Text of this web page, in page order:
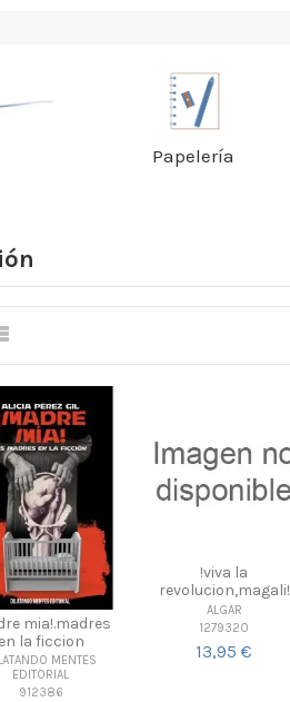
Papelería
mia!.madres
la ficcion
MENTES
EDITORIAL
912386
!viva la
revolucion,magali!
ALGAR
1279320
13,95 €